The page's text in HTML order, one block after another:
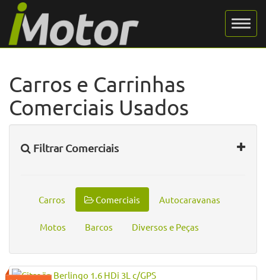
Carros e Carrinhas
Comerciais Usados
Filtrar Comerciais
Carros Comerciais Autocaravanas
Motos Barcos Diversos e Peças